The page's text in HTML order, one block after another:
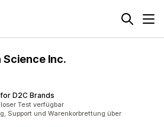
Science Inc.
D2C Brands
Test verfügbar
Support und Warenkorbrettung über